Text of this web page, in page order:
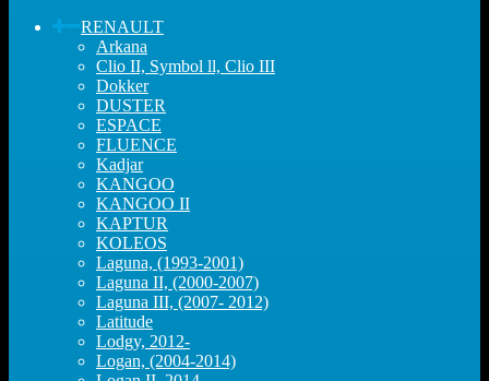
RENAULT
Arkana
Clio II, Symbol ll, Clio III
Dokker
DUSTER
ESPACE
FLUENCE
Kadjar
KANGOO
KANGOO II
KAPTUR
KOLEOS
Laguna, (1993-2001)
Laguna II, (2000-2007)
Laguna III, (2007- 2012)
Latitude
Lodgy, 2012-
Logan, (2004-2014)